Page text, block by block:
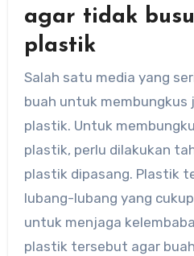
agar tidak
plastik
Salah satu media yang
buah untuk membungkus
plastik. Untuk
plastik, perlu dilakukan
plastik dipasang. Plastik
lubang-lubang yang
untuk menjaga
plastik tersebut agar